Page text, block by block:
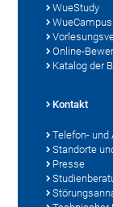
WueStudy
WueCampus
Online-
Katalog der
Kontakt
Telefon- und
Standorte
Presse